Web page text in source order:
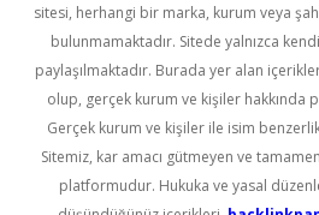
sitesi, herhangi bir marka, kurum veya
bulunmamaktadır. Sitede yalnızca
paylaşılmaktadır. Burada yer alan
olup, gerçek kurum ve kişiler hakkında
Gerçek kurum ve kişiler ile isim
Sitemiz, kar amacı gütmeyen ve
platformudur. Hukuka ve yasal